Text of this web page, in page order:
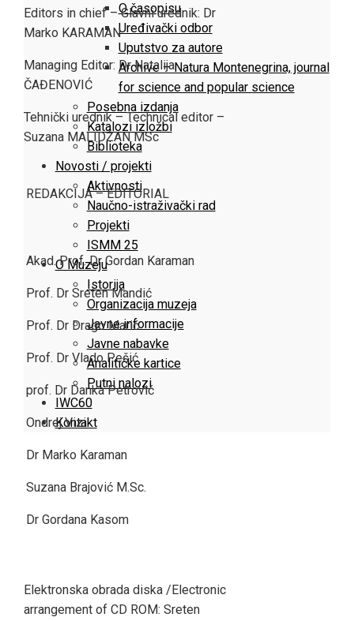
O časopisu
Uređivački odbor
Uputstvo za autore
Archive – Natura Montenegrina, journal
for science and popular science
Posebna izdanja
Katalozi izložbi
Biblioteka
Novosti / projekti
Aktivnosti
Naučno-istraživački rad
Projekti
ISMM 25
O Muzeju
Istorija
Organizacija muzeja
Javne informacije
Javne nabavke
Analitičke kartice
Putni nalozi
IWC60
Kontakt
Editors in chief – Glavni urednik: Dr
Marko KARAMAN
Managing Editor: Dr Natalija
ČAĐENOVIĆ
Tehnički urednik – Technical editor –
Suzana MALIDŽAN MSc
REDAKCIJA – EDITORIAL
Akad. Prof. Dr Gordan Karaman
Prof. Dr Sreten Mandić
Prof. Dr Drago Marić
Prof. Dr Vlado Pešić
prof. Dr Danka Petrović
Ondrej Vizi
Dr Marko Karaman
Suzana Brajović M.Sc.
Dr Gordana Kasom
Elektronska obrada diska /Electronic
arrangement of CD ROM: Sreten